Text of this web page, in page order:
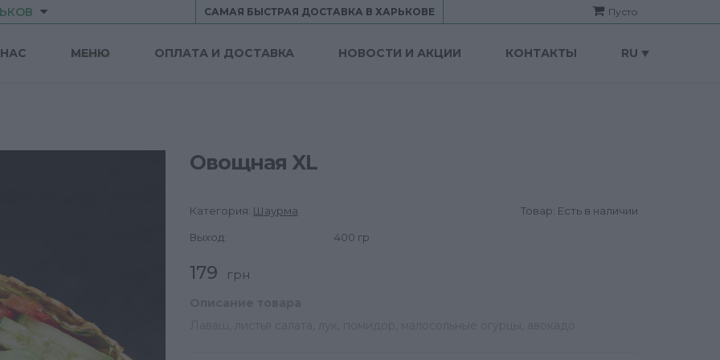
САМАЯ БЫСТРАЯ ДОСТАВКА В ХАРЬКОВЕ Пусто
МЕНЮ ОПЛАТА И ДОСТАВКА НОВОСТИ И АКЦИИ КОНТАКТЫ RU
Овощная XL
Категория: Шаурма Товар: Есть в наличии
Выход: 400 гр
179 грн